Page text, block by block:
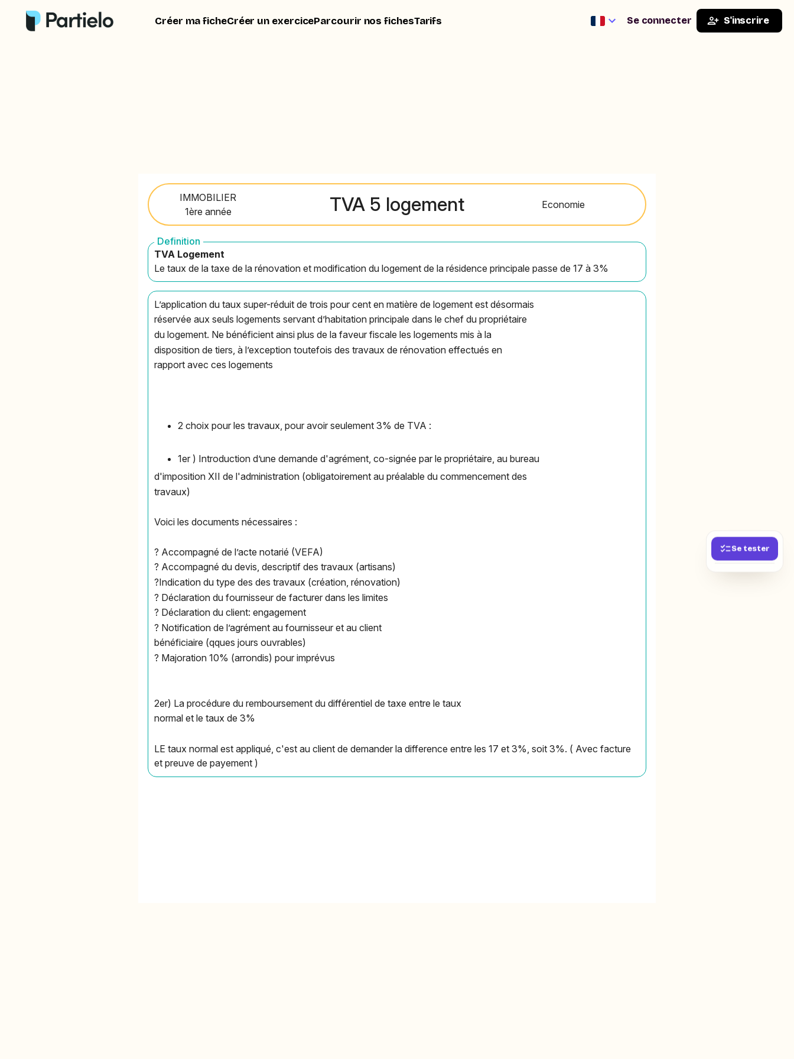
Créer ma ficheCréer un exerciceParcourir nos fichesTarifs Se connecter S'inscrire
Se tester
IMMOBILIER
1ère année
TVA 5 logement Economie
Definition
TVA Logement
Le taux de la taxe de la rénovation et modification du logement de la résidence principale passe de 17 à 3%
L’application du taux super-réduit de trois pour cent en matière de logement est désormais
réservée aux seuls logements servant d’habitation principale dans le chef du propriétaire
du logement. Ne bénéficient ainsi plus de la faveur fiscale les logements mis à la
disposition de tiers, à l’exception toutefois des travaux de rénovation effectués en
rapport avec ces logements
2 choix pour les travaux, pour avoir seulement 3% de TVA :
1er ) Introduction d’une demande d'agrément, co-signée par le propriétaire, au bureau
d'imposition XII de l'administration (obligatoirement au préalable du commencement des
travaux)
Voici les documents nécessaires :
? Accompagné de l’acte notarié (VEFA)
? Accompagné du devis, descriptif des travaux (artisans)
?Indication du type des des travaux (création, rénovation)
? Déclaration du fournisseur de facturer dans les limites
? Déclaration du client: engagement
? Notification de l’agrément au fournisseur et au client
bénéficiaire (qques jours ouvrables)
? Majoration 10% (arrondis) pour imprévus
2er) La procédure du remboursement du différentiel de taxe entre le taux
normal et le taux de 3%
LE taux normal est appliqué, c'est au client de demander la difference entre les 17 et 3%, soit 3%. ( Avec facture
et preuve de payement )